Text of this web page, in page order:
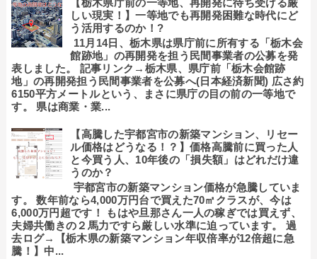
しい現実！】一等地でも再開発困難な時代にど
う活用するのか！?
11月14日、栃木県は県庁前に所有する「栃木会
館跡地」の再開発を担う民間事業者の公募を発
表しました。 記事リンク→栃木県、県庁前「栃木会館跡
地」の再開発担う民間事業者を公募へ(日本経済新聞) 広さ約
6150平方メートルという、まさに県庁の目の前の一等地で
す。 県は商業・業...
【高騰した宇都宮市の新築マンション、リセー
ル価格はどうなる！？】価格高騰前に買った人
と今買う人、10年後の「損失額」はどれだけ違
うのか？
宇都宮市の新築マンション価格が急騰していま
す。 数年前なら4,000万円台で買えた70㎡クラスが、今は
6,000万円超です！ もはや旦那さん一人の稼ぎでは買えず、
夫婦共働きの２馬力ですら厳しい水準に迫っています。 過
去ログ→【栃木県の新築マンション年収倍率が12倍超に急
騰！】中...